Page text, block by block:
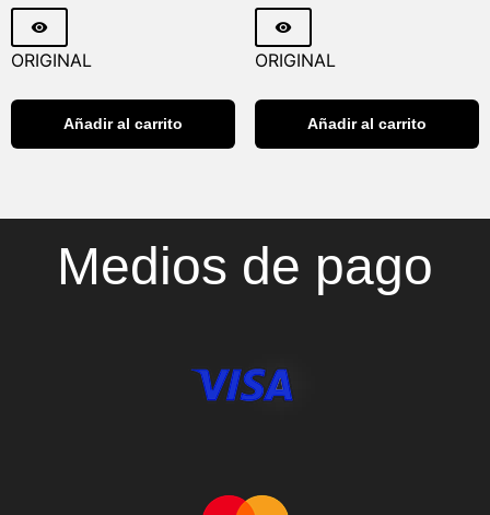
ORIGINAL
Añadir al carrito
ORIGINAL
Añadir al carrito
Medios de pago